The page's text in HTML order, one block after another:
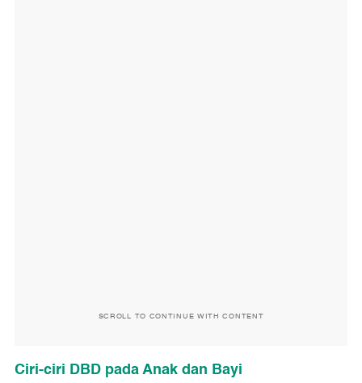
SCROLL TO CONTINUE WITH CONTENT
Ciri-ciri DBD pada Anak dan Bayi